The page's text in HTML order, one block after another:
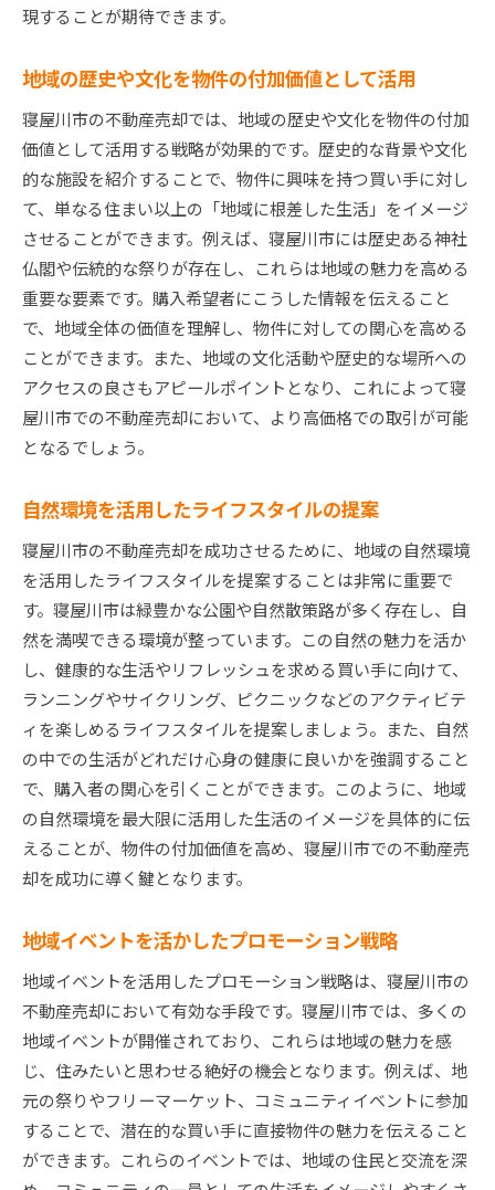
現することが期待できます。
地域の歴史や文化を物件の付加価値として活用
寝屋川市の不動産売却では、地域の歴史や文化を物件の付加
価値として活用する戦略が効果的です。歴史的な背景や文化
的な施設を紹介することで、物件に興味を持つ買い手に対し
て、単なる住まい以上の「地域に根差した生活」をイメージ
させることができます。例えば、寝屋川市には歴史ある神社
仏閣や伝統的な祭りが存在し、これらは地域の魅力を高める
重要な要素です。購入希望者にこうした情報を伝えること
で、地域全体の価値を理解し、物件に対しての関心を高める
ことができます。また、地域の文化活動や歴史的な場所への
アクセスの良さもアピールポイントとなり、これによって寝
屋川市での不動産売却において、より高価格での取引が可能
となるでしょう。
自然環境を活用したライフスタイルの提案
寝屋川市の不動産売却を成功させるために、地域の自然環境
を活用したライフスタイルを提案することは非常に重要で
す。寝屋川市は緑豊かな公園や自然散策路が多く存在し、自
然を満喫できる環境が整っています。この自然の魅力を活か
し、健康的な生活やリフレッシュを求める買い手に向けて、
ランニングやサイクリング、ピクニックなどのアクティビテ
ィを楽しめるライフスタイルを提案しましょう。また、自然
の中での生活がどれだけ心身の健康に良いかを強調すること
で、購入者の関心を引くことができます。このように、地域
の自然環境を最大限に活用した生活のイメージを具体的に伝
えることが、物件の付加価値を高め、寝屋川市での不動産売
却を成功に導く鍵となります。
地域イベントを活かしたプロモーション戦略
地域イベントを活用したプロモーション戦略は、寝屋川市の
不動産売却において有効な手段です。寝屋川市では、多くの
地域イベントが開催されており、これらは地域の魅力を感
じ、住みたいと思わせる絶好の機会となります。例えば、地
元の祭りやフリーマーケット、コミュニティイベントに参加
することで、潜在的な買い手に直接物件の魅力を伝えること
ができます。これらのイベントでは、地域の住民と交流を深